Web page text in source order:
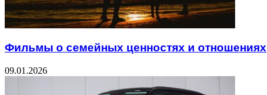
Фильмы о семейных ценностях и отношениях
09.01.2026